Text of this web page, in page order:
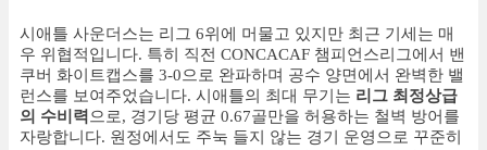
시애틀 사운더스는 리그 6위에 머물고 있지만 최근 기세는 매
우 위협적입니다. 특히 직전 CONCACAF 챔피언스리그에서 밴
쿠버 화이트캡스를 3-0으로 완파하며 공수 양면에서 완벽한 밸
런스를 보여주었습니다. 시애틀의 최대 무기는 리그 최정상급
의 수비력 으로, 경기당 평균 0.67골만을 허용하는 철벽 방어를
자랑합니다. 원정에서도 주눅 들지 않는 경기 운영으로 꾸준히